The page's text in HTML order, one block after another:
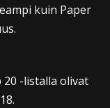
kuin Paper
-listalla olivat